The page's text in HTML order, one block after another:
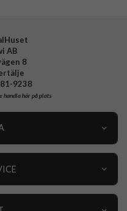
AB
8
9238
handla här på plats